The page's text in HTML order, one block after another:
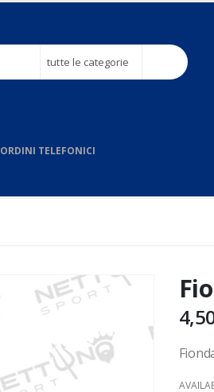
tutte le categorie
ORDINI TELEFONICI